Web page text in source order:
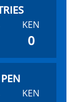
KEN
0
KEN